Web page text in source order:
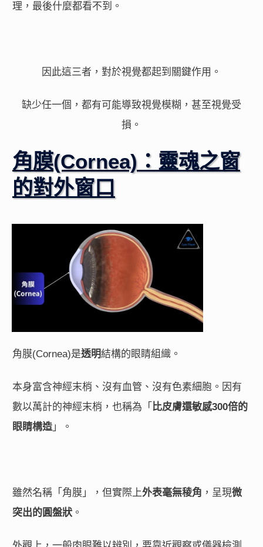
理，最後什麼都看不到。
因此這三者，對於視覺都起到關鍵作用。
缺少任一個，都有可能導致視覺模糊，甚至視覺受
損。
角膜(Cornea)：靈魂之窗
的對外窗口
角膜(Cornea)是透明結構的眼睛組織。
本身富含神經末梢、沒有血管、沒有色素細胞。因有
數以萬計的神經末梢，也稱為「 比皮膚還敏感300倍的
眼睛構造」。
雖然名稱「角膜」，但實際上外表毫無稜角 ，呈現微
突出的圓盤狀 。